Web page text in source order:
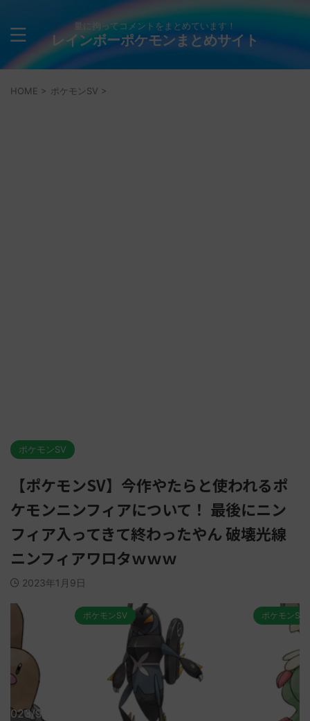
量に拘ってコメントをまとめています！
レインボーポケモンまとめサイト
HOME > ポケモンSV >
ポケモンSV
【ポケモンSV】今作やたらと使われるポ
ケモンニンフィアについて！ 最後にニン
フィア入ってきて終わったやん 破壊光線
ニンフィアワロタｗｗｗ
2023年1月9日
2023/9/8
ポケモンSV ポケモンSV